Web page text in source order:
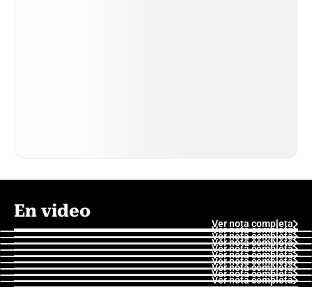
En video
Ver nota completa
Ver nota completa
Ver nota completa
Ver nota completa
Ver nota completa
Ver nota completa
Ver nota completa
Ver nota completa
Ver nota completa
Ver nota completa